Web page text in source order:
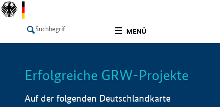
MENÜ
LISTE Info
Erfolgreiche GRW-Projekte
Auf der folgenden Deutschlandkarte